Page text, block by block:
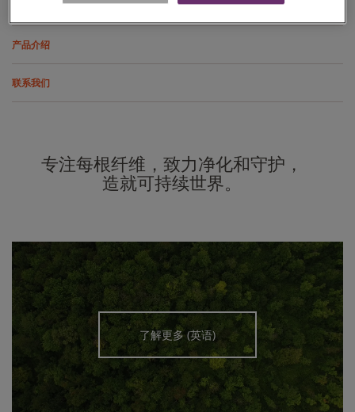
产品介绍
联系我们
专注每根纤维，致力净化和守护，
造就可持续世界。
了解更多 (英语)